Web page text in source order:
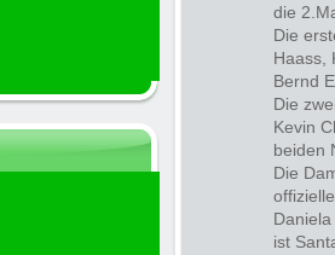
die
Die
Haass,
Bernd
Die
Kevin
beiden
Die
ist